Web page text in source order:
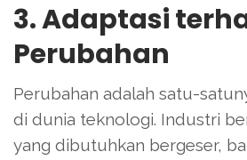
3. Adaptasi
Perubahan
Perubahan adalah satu-
di dunia teknologi. Industri
yang dibutuhkan bergeser,